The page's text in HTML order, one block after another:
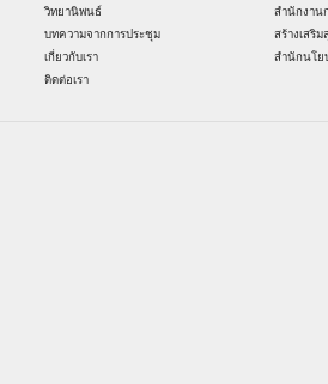
วิทยานิพนธ์
บทความจากการประชุม
เกี่ยวกับเรา
ติดต่อเรา
สำนักงาน
สร้างเสริ
สำนักนโย